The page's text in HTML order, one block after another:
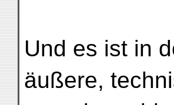
Und es ist in
äußere,